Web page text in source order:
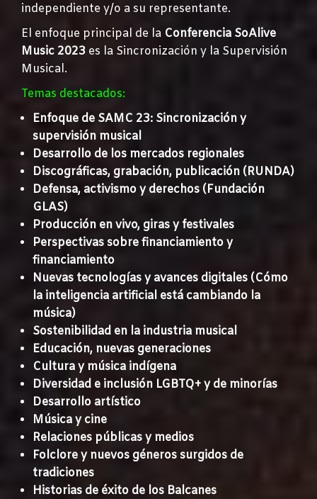
independiente y/o a su representante.
El enfoque principal de la Conferencia SoAlive
Music 2023 es la Sincronización y la Supervisión
Musical.
Temas destacados:
Enfoque de SAMC 23: Sincronización y
supervisión musical
Desarrollo de los mercados regionales
Discográficas, grabación, publicación (RUNDA)
Defensa, activismo y derechos (Fundación
GLAS)
Producción en vivo, giras y festivales
Perspectivas sobre financiamiento y
financiamiento
Nuevas tecnologías y avances digitales (Cómo
la inteligencia artificial está cambiando la
música)
Sostenibilidad en la industria musical
Educación, nuevas generaciones
Cultura y música indígena
Diversidad e inclusión LGBTQ+ y de minorías
Desarrollo artístico
Música y cine
Relaciones públicas y medios
Folclore y nuevos géneros surgidos de
tradiciones
Historias de éxito de los Balcanes